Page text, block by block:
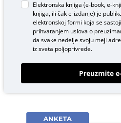
Elektronska knjiga (e-book, e-
knjiga, ili čak e-izdanje) je
elektronskoj formi koja se
prihvatanjem uslova o
da svake nedelje svoju mejl
iz sveta poljoprivrede.
Preuzmite
ANKETA